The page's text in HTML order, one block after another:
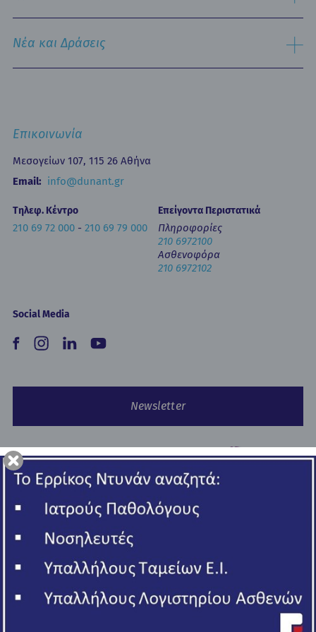
Εξωτερικά Ιατρεία
Οne Day Clinic (Ημερήσια Νοσηλεία)
Ιστορικό
Όραμα & Αποστολή
Πολιτική Ποιότητας
Οικονομικά Μεγέθη
Νέα και Δράσεις
Δελτία Τύπου - Ανακοινώσεις
Εκπαίδευση
Έντυπα
Επικοινωνία
Μεσογείων 107, 115 26 Αθήνα
Email: info@dunant.gr
Τηλεφ. Κέντρο
210 69 72 000- 210 69 79 000
Επείγοντα Περιστατικά
Πληροφορίες
210 6972100
Ασθενοφόρα
210 6972102
Social Media
Newsletter
Copyright © 2026 Ερρίκος Ντυνάν Hospital Center.
All rights reserved
ΓΕΜΗ 006502201000
Πολιτική Απορρήτου